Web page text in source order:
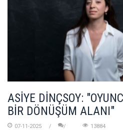
ASİYE DİNÇSOY:
BİR DÖNÜŞÜM ALANI"
07-11-2025 13884